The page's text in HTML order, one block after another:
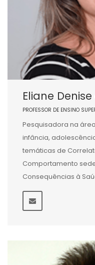
Eliane
PROFESSOR DE ENSINO
Pesquisadora na
infância,
temáticas de
Comportamento
Consequências à